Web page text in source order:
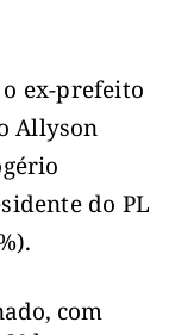
ex-prefeito
Allyson
do PL